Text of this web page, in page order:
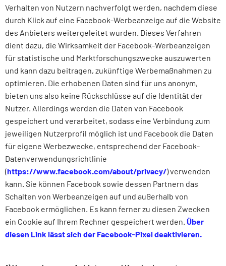
Verhalten von Nutzern nachverfolgt werden, nachdem diese
durch Klick auf eine Facebook-Werbeanzeige auf die Website
des Anbieters weitergeleitet wurden. Dieses Verfahren
dient dazu, die Wirksamkeit der Facebook-Werbeanzeigen
für statistische und Marktforschungszwecke auszuwerten
und kann dazu beitragen, zukünftige Werbemaßnahmen zu
optimieren. Die erhobenen Daten sind für uns anonym,
bieten uns also keine Rückschlüsse auf die Identität der
Nutzer. Allerdings werden die Daten von Facebook
gespeichert und verarbeitet, sodass eine Verbindung zum
jeweiligen Nutzerprofil möglich ist und Facebook die Daten
für eigene Werbezwecke, entsprechend der Facebook-
Datenverwendungsrichtlinie
(https://www.facebook.com/about/privacy/) verwenden
kann. Sie können Facebook sowie dessen Partnern das
Schalten von Werbeanzeigen auf und außerhalb von
Facebook ermöglichen. Es kann ferner zu diesen Zwecken
ein Cookie auf Ihrem Rechner gespeichert werden. Über
diesen Link lässt sich der Facebook-Pixel deaktivieren.